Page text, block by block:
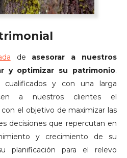
de asesorar a nuestros
y optimizar su patrimonio.
cualificados y con una larga
a nuestros clientes el
el objetivo de maximizar las
decisiones que repercutan en
y crecimiento de su
planificación para el relevo